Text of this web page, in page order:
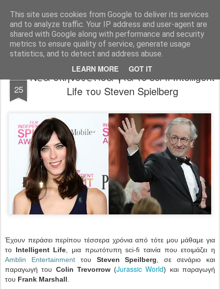
This site uses cookies from Google to deliver its services
and to analyze traffic. Your IP address and user-agent are
shared with Google along with performance and security
metrics to ensure quality of service, generate usage
statistics, and to detect and address abuse.
LEARN MORE GOT IT
FilmBoy
25
Νέα σκηνοθέτιδα για το sci-fi Intelligent
Life του Steven Spielberg
Έχουν περάσει περίπου τέσσερα χρόνια από τότε μου μάθαμε για
το Intelligent Life , μια πρωτότυπη sci-fi ταινία που ετοιμάζει η
Amblin Entertainmentτου Steven Speilberg , σε σενάριο και
παραγωγή του Colin Trevorrow(Jurassic World) και παραγωγή
του Frank Marshall